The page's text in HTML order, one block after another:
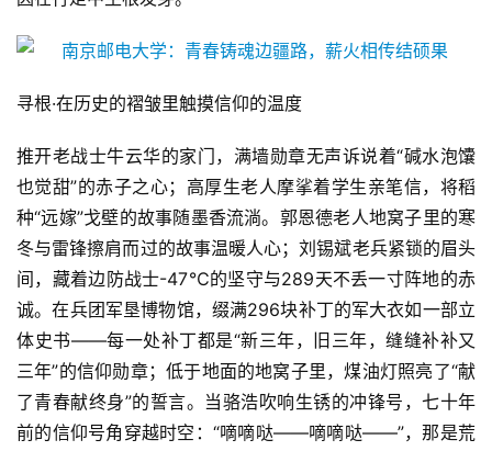
寻根·在历史的褶皱里触摸信仰的温度
推开老战士牛云华的家门，满墙勋章无声诉说着“碱水泡馕
也觉甜”的赤子之心；高厚生老人摩挲着学生亲笔信，将稻
种“远嫁”戈壁的故事随墨香流淌。郭恩德老人地窝子里的寒
冬与雷锋擦肩而过的故事温暖人心；刘锡斌老兵紧锁的眉头
间，藏着边防战士-47℃的坚守与289天不丢一寸阵地的赤
诚。在兵团军垦博物馆，缀满296块补丁的军大衣如一部立
体史书——每一处补丁都是“新三年，旧三年，缝缝补补又
三年”的信仰勋章；低于地面的地窝子里，煤油灯照亮了“献
了青春献终身”的誓言。当骆浩吹响生锈的冲锋号，七十年
前的信仰号角穿越时空：“嘀嘀哒——嘀嘀哒——”，那是荒